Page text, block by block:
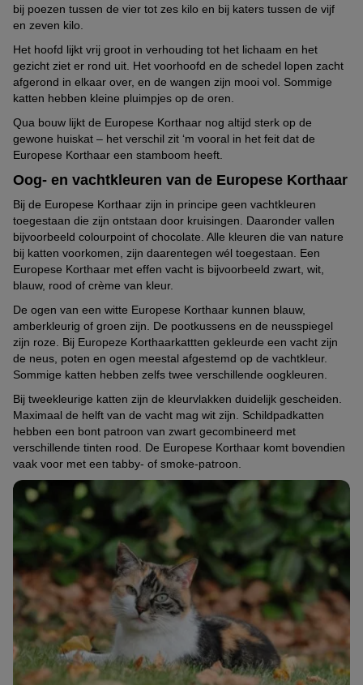
bij poezen tussen de vier tot zes kilo en bij katers tussen de vijf
en zeven kilo.
Het hoofd lijkt vrij groot in verhouding tot het lichaam en het
gezicht ziet er rond uit. Het voorhoofd en de schedel lopen zacht
afgerond in elkaar over, en de wangen zijn mooi vol. Sommige
katten hebben kleine pluimpjes op de oren.
Qua bouw lijkt de Europese Korthaar nog altijd sterk op de
gewone huiskat – het verschil zit ‘m vooral in het feit dat de
Europese Korthaar een stamboom heeft.
Oog- en vachtkleuren van de Europese Korthaar
Bij de Europese Korthaar zijn in principe geen vachtkleuren
toegestaan die zijn ontstaan door kruisingen. Daaronder vallen
bijvoorbeeld colourpoint of chocolate. Alle kleuren die van nature
bij katten voorkomen, zijn daarentegen wél toegestaan. Een
Europese Korthaar met effen vacht is bijvoorbeeld zwart, wit,
blauw, rood of crème van kleur.
De ogen van een witte Europese Korthaar kunnen blauw,
amberkleurig of groen zijn. De pootkussens en de neusspiegel
zijn roze. Bij Europeze Korthaarkattten gekleurde een vacht zijn
de neus, poten en ogen meestal afgestemd op de vachtkleur.
Sommige katten hebben zelfs twee verschillende oogkleuren.
Bij tweekleurige katten zijn de kleurvlakken duidelijk gescheiden.
Maximaal de helft van de vacht mag wit zijn. Schildpadkatten
hebben een bont patroon van zwart gecombineerd met
verschillende tinten rood. De Europese Korthaar komt bovendien
vaak voor met een tabby- of smoke-patroon.